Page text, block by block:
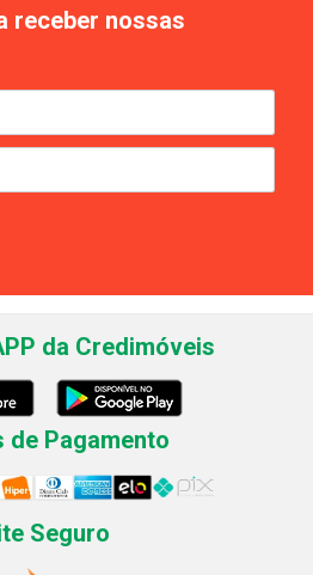
receber nossas
da Credimóveis
de Pagamento
Seguro